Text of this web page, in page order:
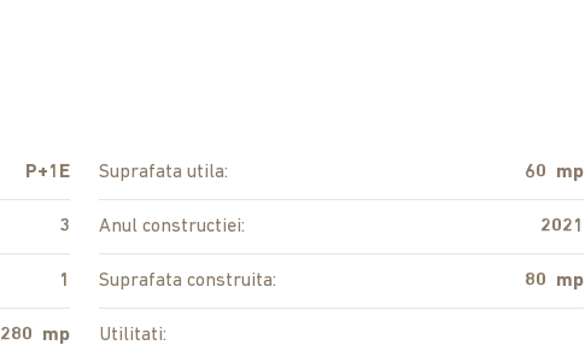
P+1E
3
1
280 mp
Suprafata utila: 60 mp
Anul constructiei: 2021
Suprafata construita: 80 mp
Utilitati: